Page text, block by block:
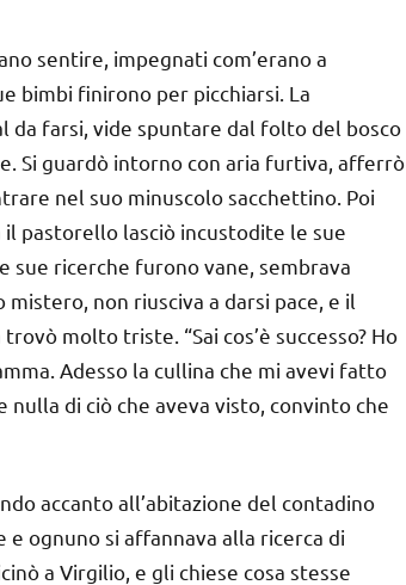
sentire, impegnati com’erano a
bimbi finirono per picchiarsi. La
da farsi, vide spuntare dal folto del bosco
Si guardò intorno con aria furtiva, afferrò
nel suo minuscolo sacchettino. Poi
pastorello lasciò incustodite le sue
sue ricerche furono vane, sembrava
non riusciva a darsi pace, e il
molto triste. “Sai cos’è successo? Ho
Adesso la cullina che mi avevi fatto
nulla di ciò che aveva visto, convinto che
accanto all’abitazione del contadino
ognuno si affannava alla ricerca di
a Virgilio, e gli chiese cosa stesse